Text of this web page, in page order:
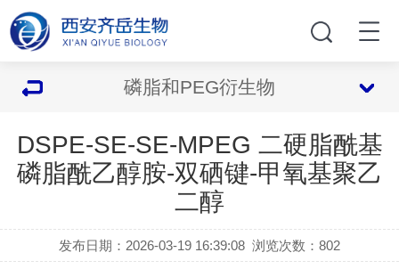
磷脂和PEG衍生物
DSPE-SE-SE-MPEG 二硬脂酰基
磷脂酰乙醇胺-双硒键-甲氧基聚乙
二醇
发布日期：2026-03-19 16:39:08 浏览次数：802